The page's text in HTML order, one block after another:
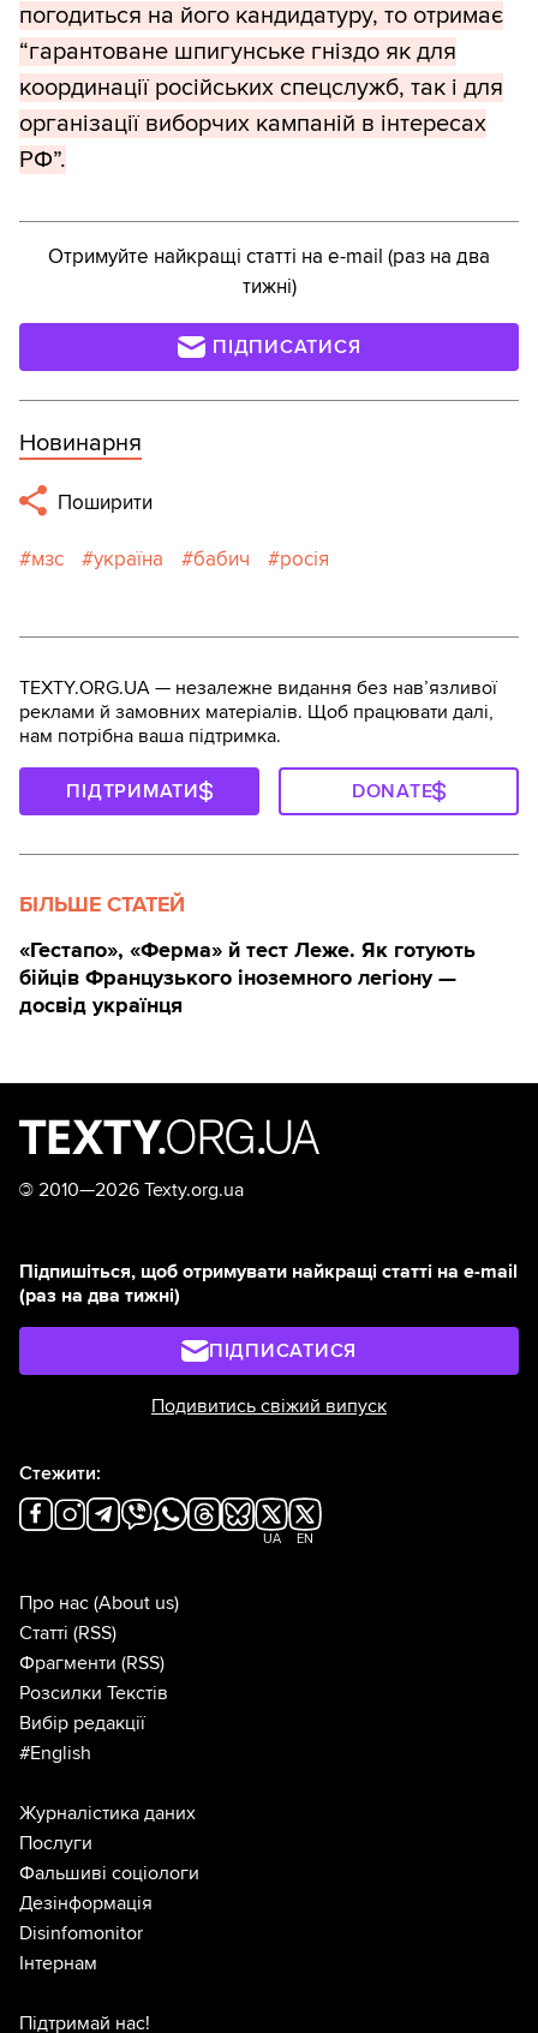
погодиться на його кандидатуру, то отримає
“гарантоване шпигунське гніздо як для
координації російських спецслужб, так і для
організації виборчих кампаній в інтересах
РФ”.
Отримуйте найкращі статті на e-mail (раз на два
тижні)
ПІДПИСАТИСЯ
Новинарня
Поширити
мзс україна бабич росія
TEXTY.ORG.UA — незалежне видання без навʼязливої
реклами й замовних матеріалів. Щоб працювати далі,
нам потрібна ваша підтримка.
ПІДТРИМАТИ DONATE
БІЛЬШЕ СТАТЕЙ
«Гестапо», «Ферма» й тест Леже. Як готують
бійців Французького іноземного легіону —
досвід українця
© 2010—2026 Texty.org.ua
Підпишіться, щоб отримувати найкращі статті на e-mail
(раз на два тижні)
ПІДПИСАТИСЯ
Подивитись свіжий випуск
Стежити:
UA EN
Про нас (About us)
Статті (RSS)
Фрагменти (RSS)
Розсилки Текстів
Вибір редакції
#English
Журналістика даних
Послуги
Фальшиві соціологи
Дезінформація
Disinfomonitor
Інтернам
Підтримай нас!